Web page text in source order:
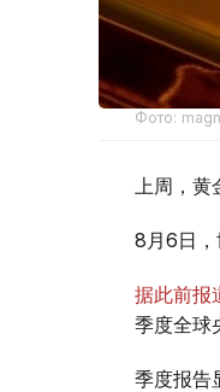
Фото:
上周，
8月6日
据此前报
季度全球
季度报告